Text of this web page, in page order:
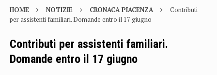
HOME NOTIZIE CRONACA PIACENZA
Contributi
per assistenti familiari. Domande entro il 17 giugno
Contributi per assistenti familiari.
Domande entro il 17 giugno